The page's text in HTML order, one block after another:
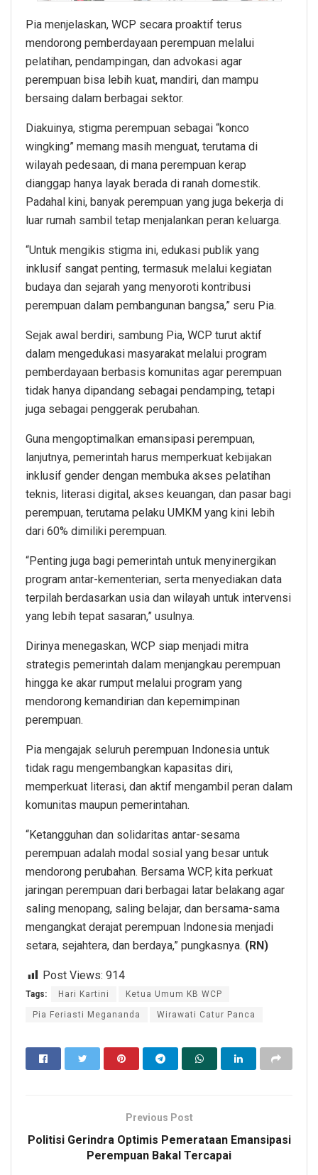
Pia menjelaskan, WCP secara proaktif terus
mendorong pemberdayaan perempuan melalui
pelatihan, pendampingan, dan advokasi agar
perempuan bisa lebih kuat, mandiri, dan mampu
bersaing dalam berbagai sektor.
Diakuinya, stigma perempuan sebagai “konco
wingking” memang masih menguat, terutama di
wilayah pedesaan, di mana perempuan kerap
dianggap hanya layak berada di ranah domestik.
Padahal kini, banyak perempuan yang juga bekerja di
luar rumah sambil tetap menjalankan peran keluarga.
“Untuk mengikis stigma ini, edukasi publik yang
inklusif sangat penting, termasuk melalui kegiatan
budaya dan sejarah yang menyoroti kontribusi
perempuan dalam pembangunan bangsa,” seru Pia.
Sejak awal berdiri, sambung Pia, WCP turut aktif
dalam mengedukasi masyarakat melalui program
pemberdayaan berbasis komunitas agar perempuan
tidak hanya dipandang sebagai pendamping, tetapi
juga sebagai penggerak perubahan.
Guna mengoptimalkan emansipasi perempuan,
lanjutnya, pemerintah harus memperkuat kebijakan
inklusif gender dengan membuka akses pelatihan
teknis, literasi digital, akses keuangan, dan pasar bagi
perempuan, terutama pelaku UMKM yang kini lebih
dari 60% dimiliki perempuan.
“Penting juga bagi pemerintah untuk menyinergikan
program antar-kementerian, serta menyediakan data
terpilah berdasarkan usia dan wilayah untuk intervensi
yang lebih tepat sasaran,” usulnya.
Dirinya menegaskan, WCP siap menjadi mitra
strategis pemerintah dalam menjangkau perempuan
hingga ke akar rumput melalui program yang
mendorong kemandirian dan kepemimpinan
perempuan.
Pia mengajak seluruh perempuan Indonesia untuk
tidak ragu mengembangkan kapasitas diri,
memperkuat literasi, dan aktif mengambil peran dalam
komunitas maupun pemerintahan.
“Ketangguhan dan solidaritas antar-sesama
perempuan adalah modal sosial yang besar untuk
mendorong perubahan. Bersama WCP, kita perkuat
jaringan perempuan dari berbagai latar belakang agar
saling menopang, saling belajar, dan bersama-sama
mengangkat derajat perempuan Indonesia menjadi
setara, sejahtera, dan berdaya,” pungkasnya. (RN)
Post Views: 914
Tags: Hari Kartini Ketua Umum KB WCP
Pia Feriasti Megananda Wirawati Catur Panca
Previous Post
Politisi Gerindra Optimis Pemerataan Emansipasi
Perempuan Bakal Tercapai